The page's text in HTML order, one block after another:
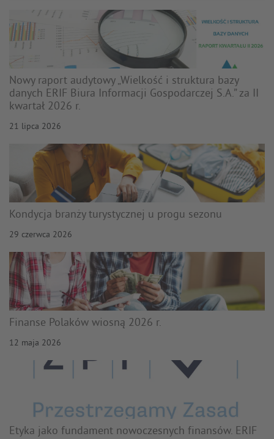
Nowy raport audytowy „Wielkość i struktura bazy
danych ERIF Biura Informacji Gospodarczej S.A.” za II
kwartał 2026 r.
21 lipca 2026
Kondycja branży turystycznej u progu sezonu
29 czerwca 2026
Finanse Polaków wiosną 2026 r.
12 maja 2026
Etyka jako fundament nowoczesnych finansów. ERIF